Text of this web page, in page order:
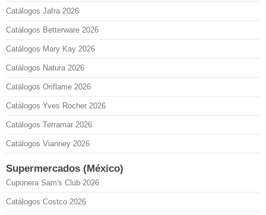
Catálogos Jafra 2026
Catálogos Betterware 2026
Catálogos Mary Kay 2026
Catálogos Natura 2026
Catálogos Oriflame 2026
Catálogos Yves Rocher 2026
Catálogos Terramar 2026
Catálogos Vianney 2026
Supermercados (México)
Cuponera Sam's Club 2026
Catálogos Costco 2026